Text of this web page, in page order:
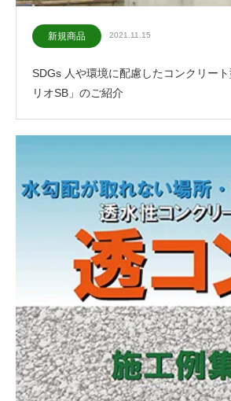
新規商品 2021.11.15
SDGs 人や環境に配慮したコンクリー
リオSB」のご紹介